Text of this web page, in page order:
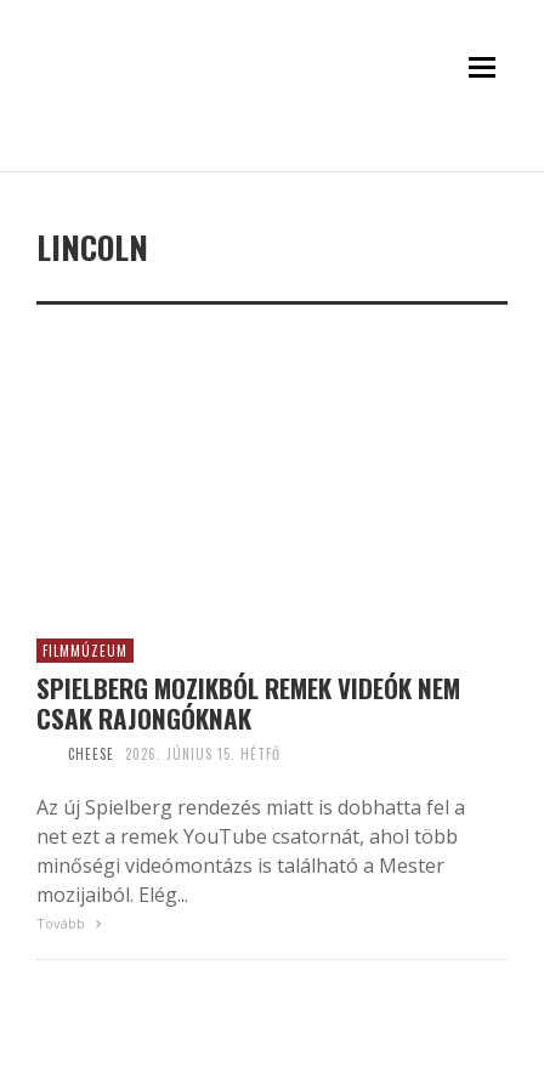
LINCOLN
FILMMÚZEUM
SPIELBERG MOZIKBÓL REMEK VIDEÓK NEM
CSAK RAJONGÓKNAK
CHEESE 2026. JÚNIUS 15. HÉTFŐ
Az új Spielberg rendezés miatt is dobhatta fel a
net ezt a remek YouTube csatornát, ahol több
minőségi videómontázs is található a Mester
mozijaiból. Elég...
Tovább